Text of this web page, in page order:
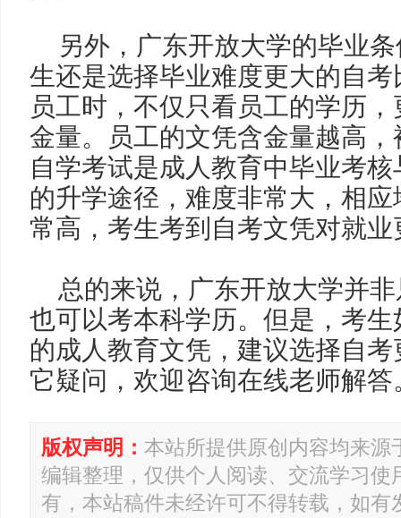
另外，广东开放大学的毕业
生还是选择毕业难度更大的自
员工时，不仅只看员工的学历
金量。员工的文凭含金量越高
自学考试是成人教育中毕业考
的升学途径，难度非常大，相
常高，考生考到自考文凭对就
总的来说，广东开放大学并
也可以考本科学历。但是，考
的成人教育文凭，建议选择自
它疑问，欢迎咨询在线老师解答
版权声明： 本站所提供原创内容均来源
编辑整理，仅供个人阅读、交流学习使
有，本站稿件未经许可不得转载，如有